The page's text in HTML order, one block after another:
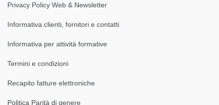
Privacy Policy Web & Newsletter
Informativa clienti, fornitori e contatti
Informativa per attività formative
Termini e condizioni
Recapito fatture elettroniche
Politica Parità di genere